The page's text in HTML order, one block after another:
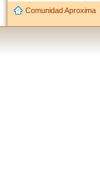
Comunidad Aproxima